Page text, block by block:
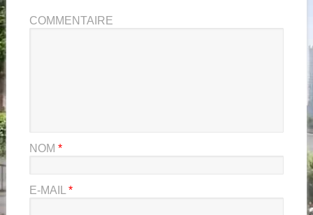
COMMENTAIRE
NOM *
E-MAIL *